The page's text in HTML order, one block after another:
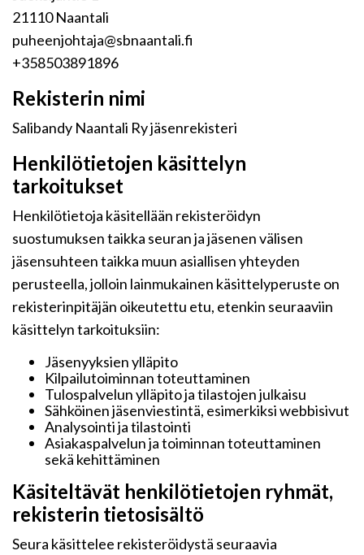
21110 Naantali
puheenjohtaja@sbnaantali.fi
+358503891896
Rekisterin nimi
Salibandy Naantali Ry jäsenrekisteri
Henkilötietojen käsittelyn
tarkoitukset
Henkilötietoja käsitellään rekisteröidyn
suostumuksen taikka seuran ja jäsenen välisen
jäsensuhteen taikka muun asiallisen yhteyden
perusteella, jolloin lainmukainen käsittelyperuste on
rekisterinpitäjän oikeutettu etu, etenkin seuraaviin
käsittelyn tarkoituksiin:
Jäsenyyksien ylläpito
Kilpailutoiminnan toteuttaminen
Tulospalvelun ylläpito ja tilastojen julkaisu
Sähköinen jäsenviestintä, esimerkiksi webbisivut
Analysointi ja tilastointi
Asiakaspalvelun ja toiminnan toteuttaminen
sekä kehittäminen
Käsiteltävät henkilötietojen ryhmät,
rekisterin tietosisältö
Seura käsittelee rekisteröidystä seuraavia